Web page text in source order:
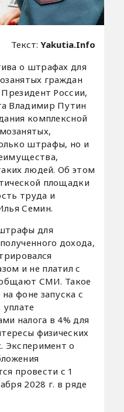
Текст:Yakutia.Info
о штрафах для
граждан
России,
Владимир Путин
комплексной
штрафы, но и
людей. Об этом
площадки
труда и
Семин.
для
дохода,
и не платил с
СМИ. Такое
фоне запуска с
налога в 4% для
физических
Эксперимент о
провести с 1
2028 г. в ряде